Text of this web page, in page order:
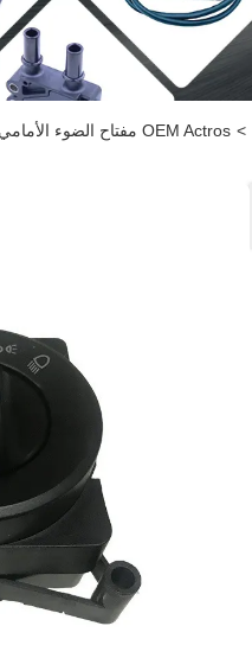
> OEM Actros مفتاح الضوء الأمامي لشركة مرسيدس بنز 9435451704 9435450904 68010505AA